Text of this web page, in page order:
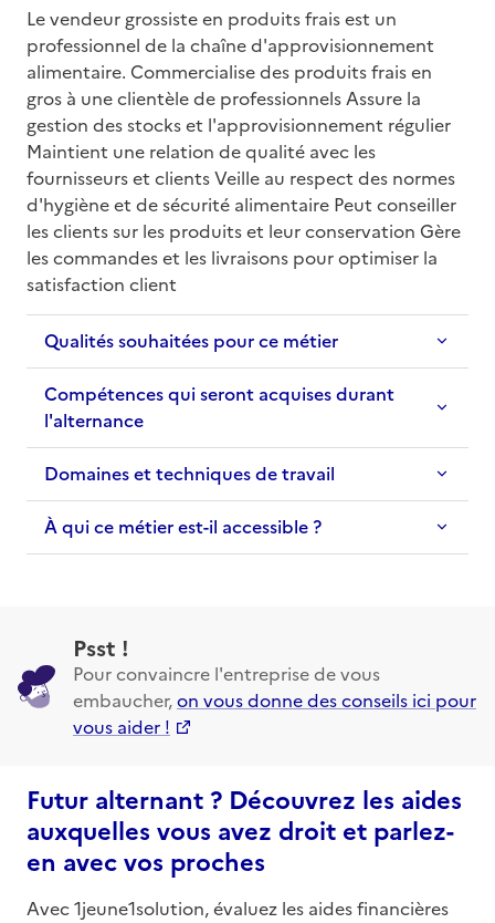
Le vendeur grossiste en produits frais est un
professionnel de la chaîne d'approvisionnement
alimentaire. Commercialise des produits frais en
gros à une clientèle de professionnels Assure la
gestion des stocks et l'approvisionnement régulier
Maintient une relation de qualité avec les
fournisseurs et clients Veille au respect des normes
d'hygiène et de sécurité alimentaire Peut conseiller
les clients sur les produits et leur conservation Gère
les commandes et les livraisons pour optimiser la
satisfaction client
Qualités souhaitées pour ce métier
Compétences qui seront acquises durant
l'alternance
Domaines et techniques de travail
À qui ce métier est-il accessible ?
Psst !
Pour convaincre l'entreprise de vous
embaucher,on vous donne des conseils ici pour
vous aider !
Futur alternant ? Découvrez les aides
auxquelles vous avez droit et parlez-
en avec vos proches
Avec 1jeune1solution, évaluez les aides financières